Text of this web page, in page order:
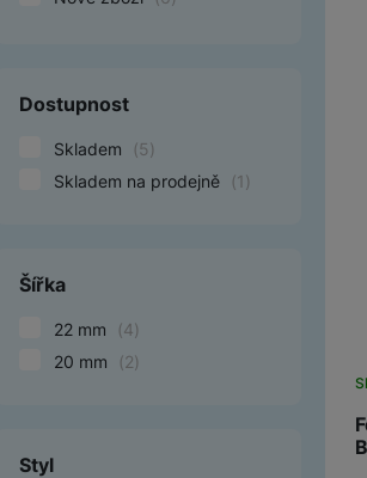
Příslušenství
Vrácené zboží
Dostupnost
Skladem (5)
Skladem na prodejně
(1 )
Šířka
22 mm (4)
20 mm
(2)
Styl